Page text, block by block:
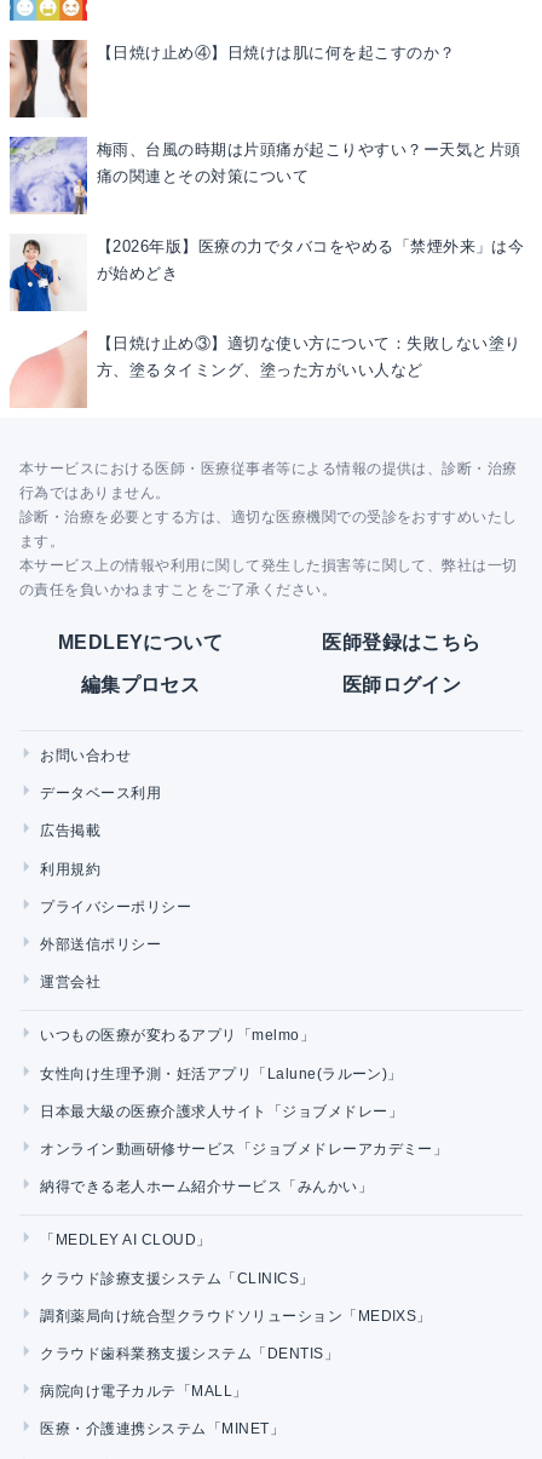
【日焼け止め④】日焼けは肌に何を起こすのか？
梅雨、台風の時期は片頭痛が起こりやすい？ー天気と片頭
痛の関連とその対策について
【2026年版】医療の力でタバコをやめる「禁煙外来」は今
が始めどき
【日焼け止め③】適切な使い方について：失敗しない塗り
方、塗るタイミング、塗った方がいい人など
本サービスにおける医師・医療従事者等による情報の提供は、診断・治療
行為ではありません。
診断・治療を必要とする方は、適切な医療機関での受診をおすすめいたし
ます。
本サービス上の情報や利用に関して発生した損害等に関して、弊社は一切
の責任を負いかねますことをご了承ください。
MEDLEYについて 医師登録はこちら
編集プロセス 医師ログイン
お問い合わせ
データベース利用
広告掲載
利用規約
プライバシーポリシー
外部送信ポリシー
運営会社
いつもの医療が変わるアプリ「melmo」
女性向け生理予測・妊活アプリ「Lalune(ラルーン)」
日本最大級の医療介護求人サイト「ジョブメドレー」
オンライン動画研修サービス「ジョブメドレーアカデミー」
納得できる老人ホーム紹介サービス「みんかい」
「MEDLEY AI CLOUD」
クラウド診療支援システム「CLINICS」
調剤薬局向け統合型クラウドソリューション「MEDIXS」
クラウド歯科業務支援システム「DENTIS」
病院向け電子カルテ「MALL」
医療・介護連携システム「MINET」